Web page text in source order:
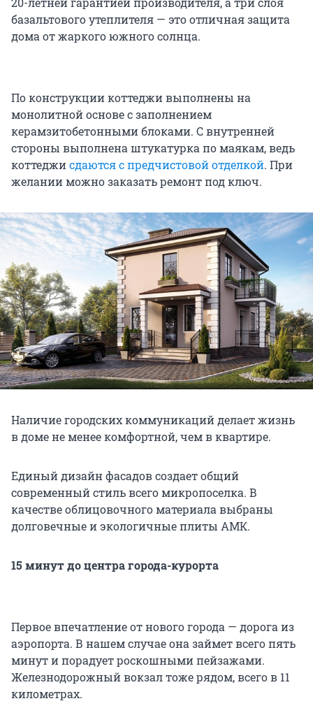
базальтового утеплителя — это отличная защита
дома от жаркого южного солнца.
По конструкции коттеджи выполнены на
монолитной основе с заполнением
керамзитобетонными блоками. С внутренней
стороны выполнена штукатурка по маякам, ведь
коттеджисдаются с предчистовой отделкой. При
желании можно заказать ремонт под ключ.
Наличие городских коммуникаций делает жизнь
в доме не менее комфортной, чем в квартире.
Единый дизайн фасадов создает общий
современный стиль всего микропоселка. В
качестве облицовочного материала выбраны
долговечные и экологичные плиты АМК.
15 минут до центра города-курорта
Первое впечатление от нового города — дорога из
аэропорта. В нашем случае она займет всего пять
минут и порадует роскошными пейзажами.
Железнодорожный вокзал тоже рядом, всего в 11
километрах.